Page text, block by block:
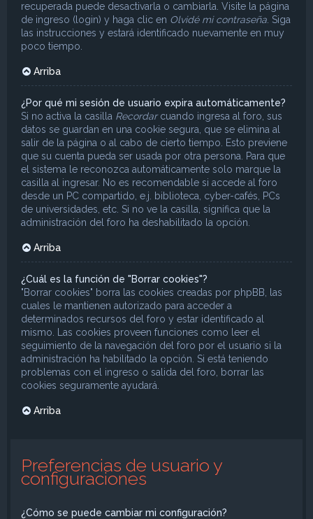
recuperada puede desactivarla o cambiarla. Visite la página
de ingreso (login) y haga clic en Olvidé mi contraseña . Siga
las instrucciones y estará identificado nuevamente en muy
poco tiempo.
Arriba
¿Por qué mi sesión de usuario expira automáticamente?
Si no activa la casilla Recordarcuando ingresa al foro, sus
datos se guardan en una cookie segura, que se elimina al
salir de la página o al cabo de cierto tiempo. Esto previene
que su cuenta pueda ser usada por otra persona. Para que
el sistema le reconozca automáticamente solo marque la
casilla al ingresar. No es recomendable si accede al foro
desde un PC compartido, e.j. biblioteca, cyber-cafés, PCs
de universidades, etc. Si no ve la casilla, significa que la
administración del foro ha deshabilitado la opción.
Arriba
¿Cuál es la función de "Borrar cookies"?
"Borrar cookies" borra las cookies creadas por phpBB, las
cuales le mantienen autorizado para acceder a
determinados recursos del foro y estar identificado al
mismo. Las cookies proveen funciones como leer el
seguimiento de la navegación del foro por el usuario si la
administración ha habilitado la opción. Si está teniendo
problemas con el ingreso o salida del foro, borrar las
cookies seguramente ayudará.
Arriba
Preferencias de usuario y
configuraciones
¿Cómo se puede cambiar mi configuración?